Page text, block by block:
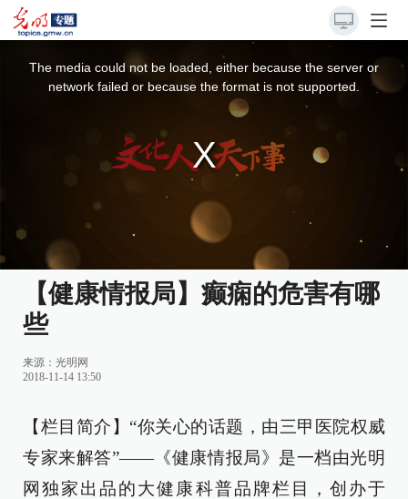
The media could not be loaded, either because the server or
network failed or because the format is not supported.
【健康情报局】癫痫的危害有哪
些
来源：光明网
2018-11-14 13:50
【栏目简介】“你关心的话题，由三甲医院权威
专家来解答”——《健康情报局》是一档由光明
网独家出品的大健康科普品牌栏目，创办于